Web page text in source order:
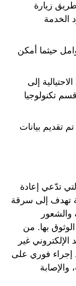
زيارة
الخدمة
حيثما أمكن
إلى
تكنولوجيا
تقديم بيانات
تدّعي إعادة
تهدف إلى سرقة
والشعور
بها. من
غير
إجراء فوري على